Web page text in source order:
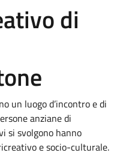
di
un luogo d’incontro e di
anziane di
si svolgono hanno
e socio-culturale.